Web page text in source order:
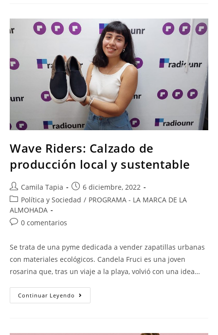
Wave Riders: Calzado de
producción local y sustentable
Camila Tapia
6 diciembre, 2022
Política y Sociedad / PROGRAMA - LA MARCA DE LA
ALMOHADA
0 comentarios
Se trata de una pyme dedicada a vender zapatillas urbanas
con materiales ecológicos. Candela Fruci es una joven
rosarina que, tras un viaje a la playa, volvió con una idea…
Continuar Leyendo